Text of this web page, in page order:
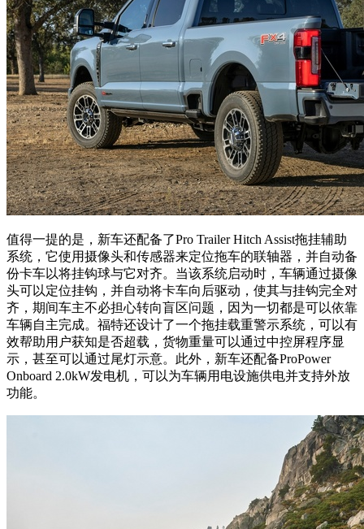
值得一提的是， 新车还配备了Pro Trailer Hitch Assist拖挂辅助
系统，它使用摄像头和传感器来定位拖车的联轴器，并自动备
份卡车以将挂钩球与它对齐。当该系统启动时，车辆通过摄像
头可以定位挂钩，并自动将卡车向后驱动，使其与挂钩完全对
齐，期间车主不必担心转向盲区问题，因为一切都是可以依靠
车辆自主完成。福特还设计了一个拖挂载重警示系统，可以有
效帮助用户获知是否超载，货物重量可以通过中控屏程序显
示，甚至可以通过尾灯示意。 此外，新车还配备ProPower
Onboard 2.0kW发电机，可以为车辆用电设施供电并支持外放
功能。